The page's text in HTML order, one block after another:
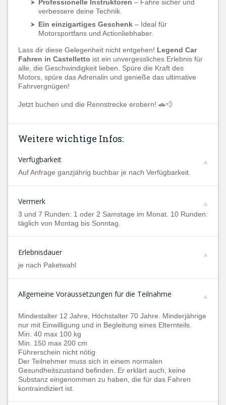
Professionelle Instruktoren – Fahre sicher und
verbessere deine Technik.
Ein einzigartiges Geschenk – Ideal für
Motorsportfans und Actionliebhaber.
Lass dir diese Gelegenheit nicht entgehen! Legend Car
Fahren in Castelletto ist ein unvergessliches Erlebnis für
alle, die Geschwindigkeit lieben. Spüre die Kraft des
Motors, spüre das Adrenalin und genieße das ultimative
Fahrvergnügen!
Jetzt buchen und die Rennstrecke erobern! 🚗💨
Weitere wichtige Infos:
Verfügbarkeit
Auf Anfrage ganzjährig buchbar je nach Verfügbarkeit.
Vermerk
3 und 7 Runden: 1 oder 2 Samstage im Monat. 10 Runden:
täglich von Montag bis Sonntag.
Erlebnisdauer
je nach Paketwahl
Allgemeine Voraussetzungen für die Teilnahme
Mindestalter 12 Jahre, Höchstalter 70 Jahre. Minderjährige
nur mit Einwilligung und in Begleitung eines Elternteils.
Min. 40 max 100 kg
Min. 150 max 200 cm
Führerschein nicht nötig
Der Teilnehmer muss sich in einem normalen
Gesundheitszustand befinden. Er erklärt auch, keine
Substanz eingenommen zu haben, die für das Fahren
kontraindiziert ist.